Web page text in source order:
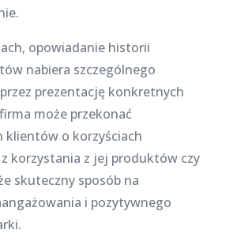
opowiadanie historii
nabiera szczególnego
prezentację konkretnych
może przekonać
klientów o korzyściach
korzystania z jej produktów czy
skuteczny sposób na
i pozytywnego